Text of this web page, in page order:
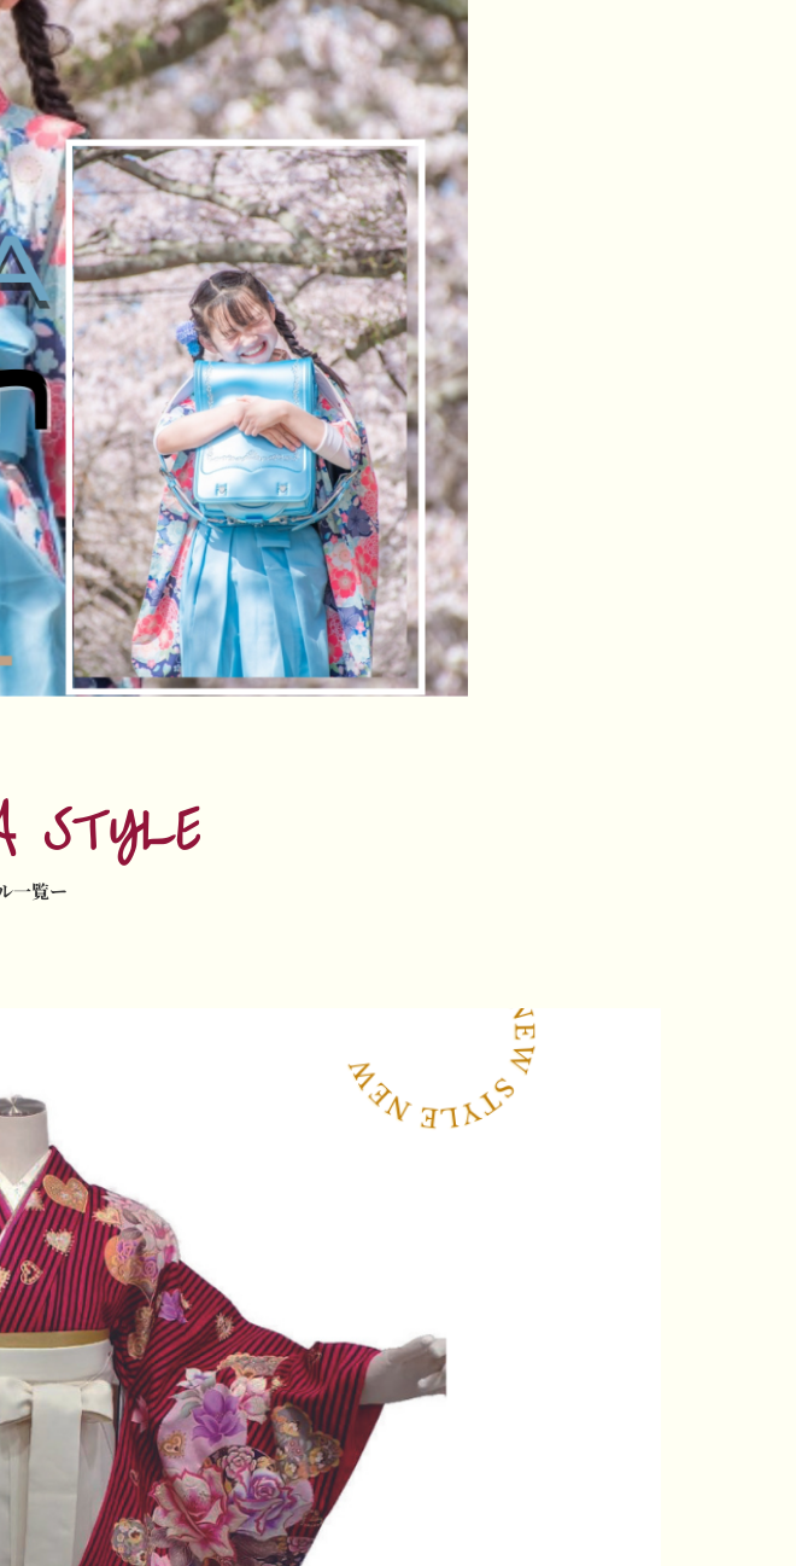
一覧ー